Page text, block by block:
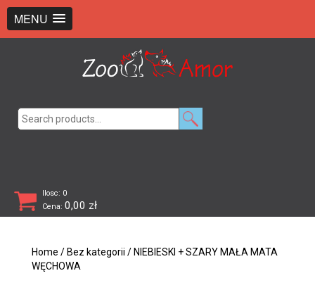
MENU
Ilosc: 0
Cena: 0,00 zł
Home / Bez kategorii / NIEBIESKI + SZARY MAŁA MATA
WĘCHOWA